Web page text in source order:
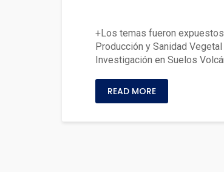
+Los temas fueron expuestos
Producción y Sanidad
Investigación en Suelos
READ MORE